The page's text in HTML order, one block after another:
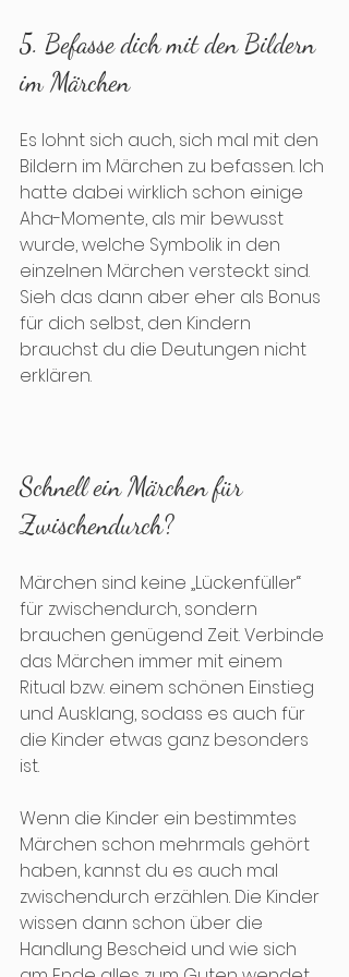
5. Befasse dich mit den Bildern
im Märchen
Es lohnt sich auch, sich mal mit den
Bildern im Märchen zu befassen. Ich
hatte dabei wirklich schon einige
Aha-Momente, als mir bewusst
wurde, welche Symbolik in den
einzelnen Märchen versteckt sind.
Sieh das dann aber eher als Bonus
für dich selbst, den Kindern
brauchst du die Deutungen nicht
erklären.
Schnell ein Märchen für
Zwischendurch?
Märchen sind keine „Lückenfüller“
für zwischendurch, sondern
brauchen genügend Zeit. Verbinde
das Märchen immer mit einem
Ritual bzw. einem schönen Einstieg
und Ausklang, sodass es auch für
die Kinder etwas ganz besonders
ist.
Wenn die Kinder ein bestimmtes
Märchen schon mehrmals gehört
haben, kannst du es auch mal
zwischendurch erzählen. Die Kinder
wissen dann schon über die
Handlung Bescheid und wie sich